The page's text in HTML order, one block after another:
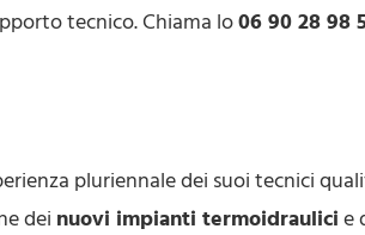
tecnico. Chiama lo06 90 28 98
pluriennale dei suoi tecnici
dei nuovi impianti termoidraulici e